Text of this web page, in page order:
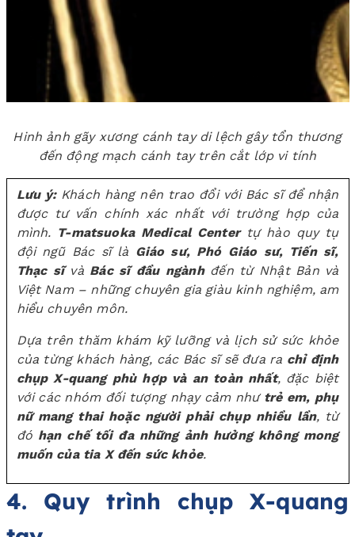
Hinh ảnh gãy xương cánh tay di lệch gây tổn thương
đến động mạch cánh tay trên cắt lớp vi tính
Lưu ý:Khách hàng nên trao đổi với Bác sĩ để nhận
được tư vấn chính xác nhất với trường hợp của
mình. T-matsuoka Medical Centertự hào quy tụ
đội ngũ Bác sĩ là Giáo sư, Phó Giáo sư, Tiến sĩ,
Thạc sĩvà Bác sĩ đầu ngànhđến từ Nhật Bản và
Việt Nam – những chuyên gia giàu kinh nghiệm, am
hiểu chuyên môn.
Dựa trên thăm khám kỹ lưỡng và lịch sử sức khỏe
của từng khách hàng, các Bác sĩ sẽ đưa ra chỉ định
chụp X-quang phù hợp và an toàn nhất, đặc biệt
với các nhóm đối tượng nhạy cảm như trẻ em, phụ
nữ mang thai hoặc người phải chụp nhiều lần, từ
đó hạn chế tối đa những ảnh hưởng không mong
muốn của tia X đến sức khỏe.
4. Quy trình chụp X-quang